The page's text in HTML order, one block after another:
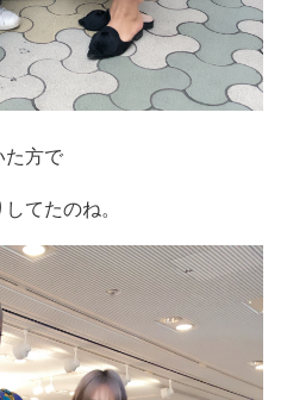
た方で
てたのね。